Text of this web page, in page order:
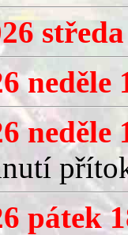
neděle
neděle
pátek